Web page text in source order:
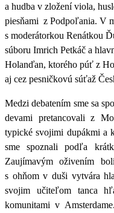
a hudba v zložení viola,
piesňami z Podpoľania. V
s moderátorkou Renátkou
súboru Imrich Petkáč a
Holanďan, ktorého púť z
aj cez pesničkovú súťaž
Medzi debatením sme sa
devami pretancovali z
typické svojimi dupákmi a
sme spoznali podľa
Zaujímavým oživením
s ohňom v duši vytvára
svojim učiteľom tanca
komunitami v